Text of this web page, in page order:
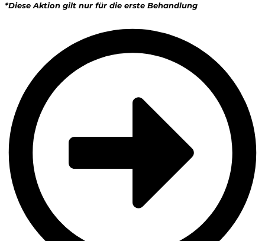
*Diese Aktion gilt nur für die erste Behandlung